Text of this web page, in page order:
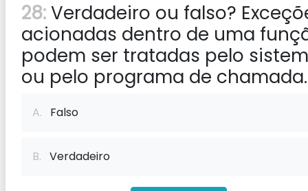
28:Verdadeiro ou falso?
acionadas dentro de uma
podem ser tratadas pelo
ou pelo programa de chamada.
A. Falso
B. Verdadeiro